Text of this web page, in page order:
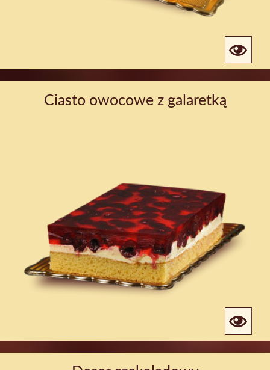
Ciasto owocowe z galaretką